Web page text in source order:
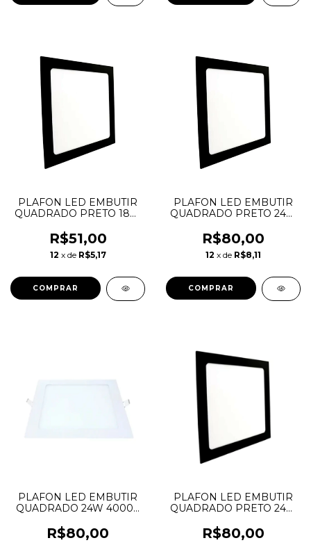
PLAFON LED EMBUTIR
QUADRADO PRETO 18W
R$51,00
12 x de R$5,17
PLAFON LED EMBUTIR
QUADRADO PRETO 24W
R$80,00
12 x de R$8,11
PLAFON LED EMBUTIR
QUADRADO 24W 4000K
R$80,00
PLAFON LED EMBUTIR
QUADRADO PRETO 24W
R$80,00